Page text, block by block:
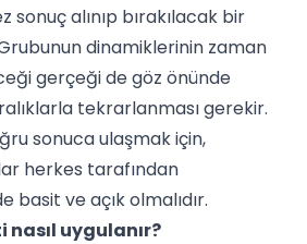
sonuç alınıp bırakılacak bir
dinamiklerinin zaman
gerçeği de göz önünde
tekrarlanması gerekir.
sonuca ulaşmak için,
herkes tarafından
basit ve açık olmalıdır.
uygulanır?